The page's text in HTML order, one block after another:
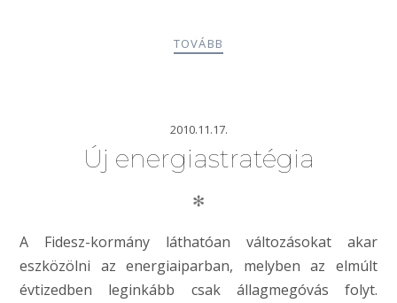
TOVÁBB
2010.11.17.
Új energiastratégia
✻
A Fidesz-kormány láthatóan változásokat akar
eszközölni az energiaiparban, melyben az elmúlt
évtizedben leginkább csak állagmegóvás folyt.